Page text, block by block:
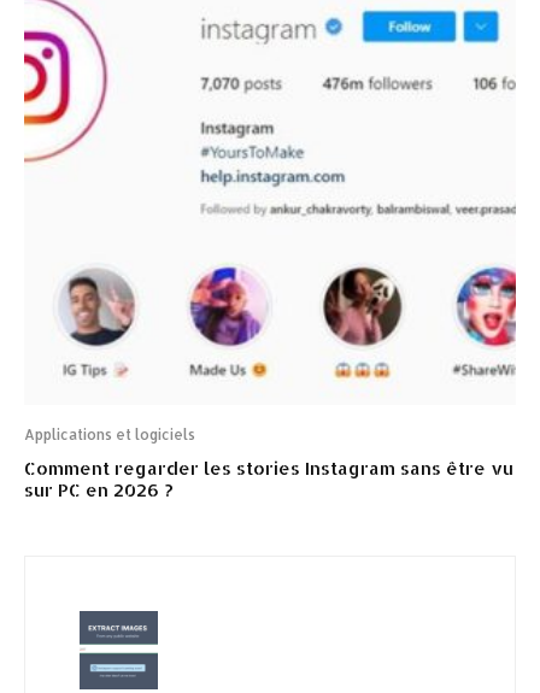
Applications et logiciels
Comment regarder les stories Instagram sans être vu
sur PC en 2026 ?